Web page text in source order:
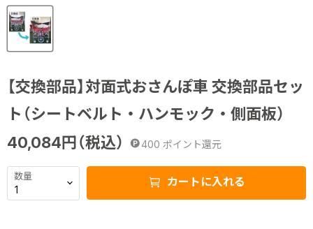
【交換部品】対面式おさんぽ車 交換部品セッ
ト（シートベルト・ハンモック・側面板）
40,084円（税込） 400 ポイント還元
数量 カートに入れる